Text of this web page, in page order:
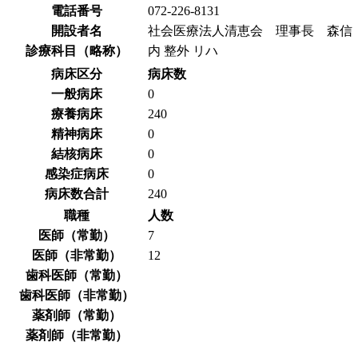
電話番号
072-226-8131
開設者名
社会医療法人清恵会 理事長 森
診療科目（略称）
内 整外 リハ
病床区分
病床数
一般病床
0
療養病床
240
精神病床
0
結核病床
0
感染症病床
0
病床数合計
240
職種
人数
医師（常勤）
7
医師（非常勤）
12
歯科医師（常勤）
歯科医師（非常勤）
薬剤師（常勤）
薬剤師（非常勤）